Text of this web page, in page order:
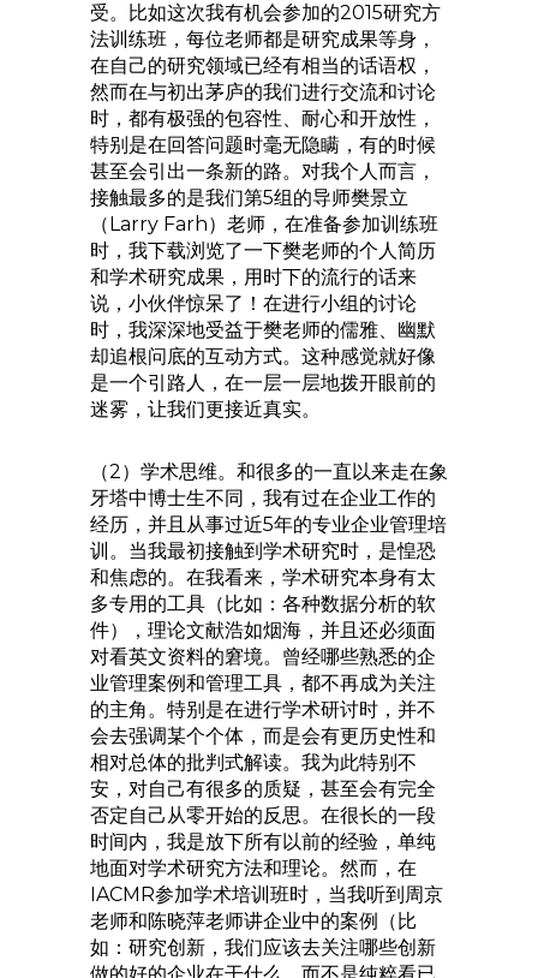
受。比如这次我有机会参加的2015研究方
法训练班，每位老师都是研究成果等身，
在自己的研究领域已经有相当的话语权，
然而在与初出茅庐的我们进行交流和讨论
时，都有极强的包容性、耐心和开放性，
特别是在回答问题时毫无隐瞒，有的时候
甚至会引出一条新的路。对我个人而言，
接触最多的是我们第5组的导师樊景立
（Larry Farh）老师，在准备参加训练班
时，我下载浏览了一下樊老师的个人简历
和学术研究成果，用时下的流行的话来
说，小伙伴惊呆了！在进行小组的讨论
时，我深深地受益于樊老师的儒雅、幽默
却追根问底的互动方式。这种感觉就好像
是一个引路人，在一层一层地拨开眼前的
迷雾，让我们更接近真实。
（2）学术思维。和很多的一直以来走在象
牙塔中博士生不同，我有过在企业工作的
经历，并且从事过近5年的专业企业管理培
训。当我最初接触到学术研究时，是惶恐
和焦虑的。在我看来，学术研究本身有太
多专用的工具（比如：各种数据分析的软
件），理论文献浩如烟海，并且还必须面
对看英文资料的窘境。曾经哪些熟悉的企
业管理案例和管理工具，都不再成为关注
的主角。特别是在进行学术研讨时，并不
会去强调某个个体，而是会有更历史性和
相对总体的批判式解读。我为此特别不
安，对自己有很多的质疑，甚至会有完全
否定自己从零开始的反思。在很长的一段
时间内，我是放下所有以前的经验，单纯
地面对学术研究方法和理论。然而，在
IACMR参加学术培训班时，当我听到周京
老师和陈晓萍老师讲企业中的案例（比
如：研究创新，我们应该去关注哪些创新